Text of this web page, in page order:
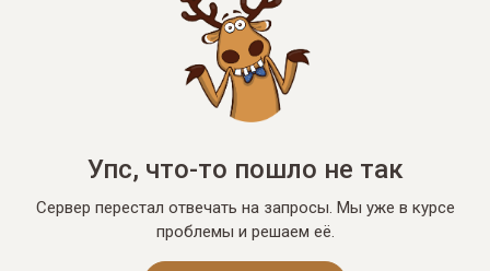
Упс, что-то пошло не так
Сервер перестал отвечать на запросы. Мы уже в курсе
проблемы и решаем её.